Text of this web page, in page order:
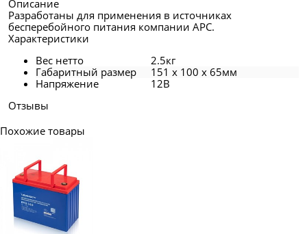
Описание
Разработаны для применения в источниках
бесперебойного питания компании APC.
Характеристики
Вес нетто
2.5кг
Габаритный размер
151 x 100 x 65мм
Напряжение
12В
Отзывы
Похожие товары